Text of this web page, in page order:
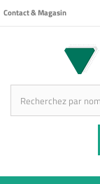
Contact & Magasin